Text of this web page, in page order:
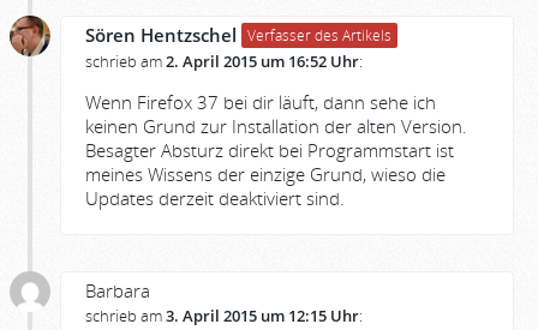
Sören Hentzschel Verfasser des Artikels
schrieb am2. April 2015 um 16:52 Uhr:
Wenn Firefox 37 bei dir läuft, dann sehe ich
keinen Grund zur Installation der alten Version.
Besagter Absturz direkt bei Programmstart ist
meines Wissens der einzige Grund, wieso die
Updates derzeit deaktiviert sind.
Barbara
schrieb am3. April 2015 um 12:15 Uhr: